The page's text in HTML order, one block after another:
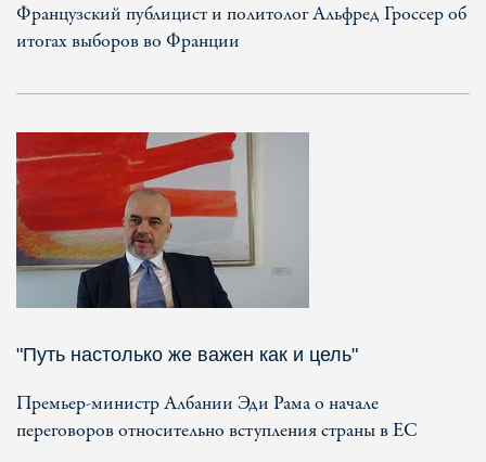
Французский публицист и политолог Альфред Гроссер об
итогах выборов во Франции
"Путь настолько же важен как и цель"
Премьер-министр Албании Эди Рама о начале
переговоров относительно вступления страны в ЕС